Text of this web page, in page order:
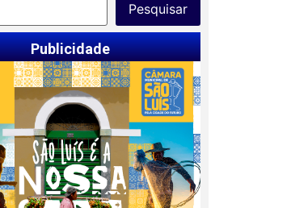
Pesquisar
Publicidade